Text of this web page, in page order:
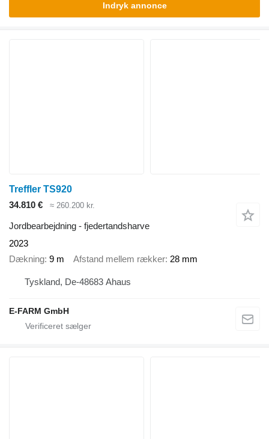
Indryk annonce
Treffler TS920
34.810 €
≈ 260.200 kr.
Jordbearbejdning - fjedertandsharve
2023
Dækning 9 m Afstand mellem rækker 28 mm
Tyskland, De-48683 Ahaus
E-FARM GmbH